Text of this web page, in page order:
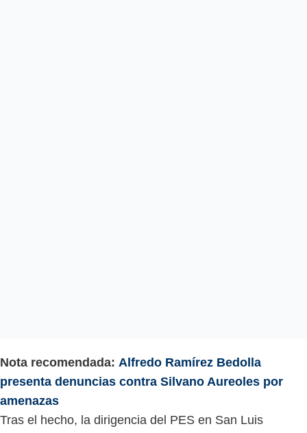
Nota recomendada: Alfredo Ramírez Bedolla
presenta denuncias contra Silvano Aureoles por
amenazas
Tras el hecho, la dirigencia del PES en San Luis